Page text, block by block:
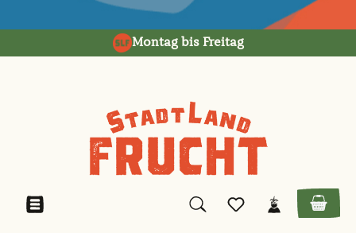
Montag bis Freitag